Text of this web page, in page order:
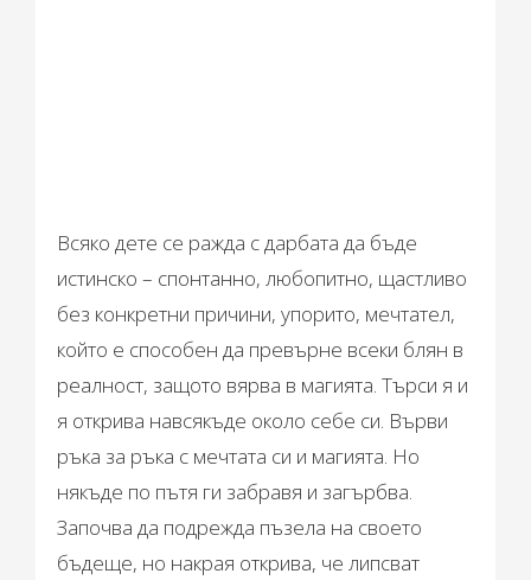
Всяко дете се ражда с дарбата да бъде
истинско – спонтанно, любопитно, щастливо
без конкретни причини, упорито, мечтател,
който е способен да превърне всеки блян в
реалност, защото вярва в магията. Търси я и
я открива навсякъде около себе си. Върви
ръка за ръка с мечтата си и магията. Но
някъде по пътя ги забравя и загърбва.
Започва да подрежда пъзела на своето
бъдеще, но накрая открива, че липсват